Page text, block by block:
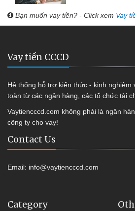
Bạn muốn vay tiền? - Click xem Vay
Vay tiền CCCD
Hệ thống hỗ trợ kiến thức - kinh nghiệm
toàn từ các ngân hàng, các tổ chức tài
Vaytiencccd.com không phải là ngân
công ty cho vay!
Contact Us
Email: info@vaytiencccd.com
Category